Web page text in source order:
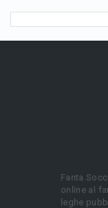
online al
leghe